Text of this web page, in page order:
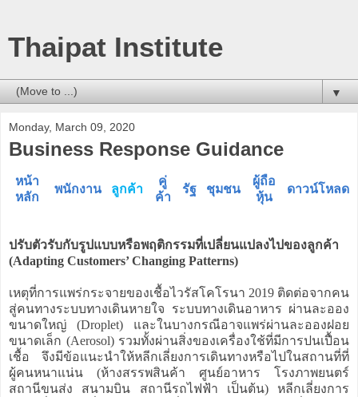
Thaipat Institute
▼
Monday, March 09, 2020
Business Response Guidance
หน้า
หลัก
พนักงาน ลูกค้า
คู่
ค้า
รัฐ ชุมชน
ผู้ถือ
หุ้น
ดาวน์โหลด
ปรับตัวรับกับรูปแบบหรือพฤติกรรมที่เปลี่ยนแปลงไปของลูกค้า
(Adapting Customers’ Changing Patterns)
เหตุที่การแพร่กระจายของเชื้อไวรัสโคโรนา 2019 ติดต่อจากคน
สู่คนทางระบบทางเดินหายใจ ระบบทางเดินอาหาร ผ่านละออง
ขนาดใหญ่ (Droplet) และในบางกรณีอาจแพร่ผ่านละอองฝอย
ขนาดเล็ก (Aerosol) รวมทั้งผ่านสิ่งของเครื่องใช้ที่มีการปนเปื้อน
เชื้อ จึงมีข้อแนะนำให้หลีกเลี่ยงการเดินทางหรือไปในสถานที่ที่
ผู้คนหนาแน่น (ห้างสรรพสินค้า ศูนย์อาหาร โรงภาพยนตร์
สถานีขนส่ง สนามบิน สถานีรถไฟฟ้า เป็นต้น) หลีกเลี่ยงการ